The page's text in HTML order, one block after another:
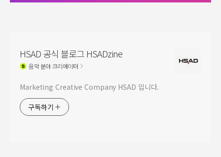
HSAD 공식 블로그 HSADzine
음악분야 크리에이터
Marketing Creative Company HSAD 입니다.
구독하기